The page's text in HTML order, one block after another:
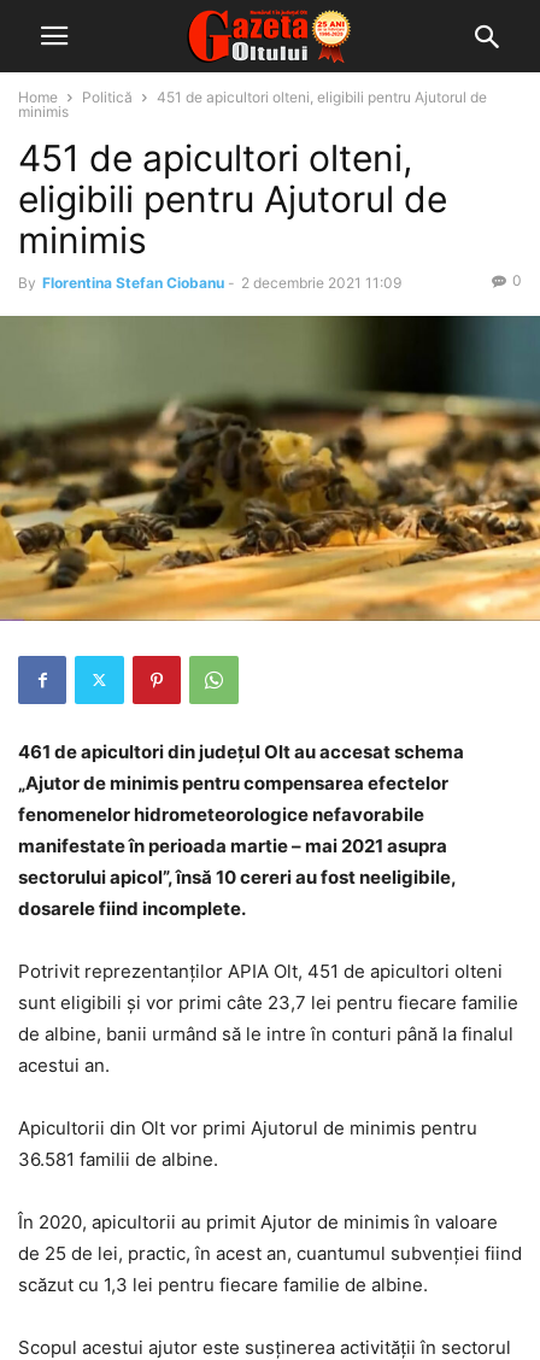
Home Politică
451 de apicultori olteni, eligibili pentru Ajutorul de
minimis
451 de apicultori olteni,
eligibili pentru Ajutorul de
minimis
By Florentina Stefan Ciobanu - 2 decembrie 2021 11:09 0
461 de apicultori din județul Olt au accesat schema
„Ajutor de minimis pentru compensarea efectelor
fenomenelor hidrometeorologice nefavorabile
manifestate în perioada martie – mai 2021 asupra
sectorului apicol”, însă 10 cereri au fost neeligibile,
dosarele fiind incomplete.
Potrivit reprezentanților APIA Olt, 451 de apicultori olteni
sunt eligibili și vor primi câte 23,7 lei pentru fiecare familie
de albine, banii urmând să le intre în conturi până la finalul
acestui an.
Apicultorii din Olt vor primi Ajutorul de minimis pentru
36.581 familii de albine.
În 2020, apicultorii au primit Ajutor de minimis în valoare
de 25 de lei, practic, în acest an, cuantumul subvenției fiind
scăzut cu 1,3 lei pentru fiecare familie de albine.
Scopul acestui ajutor este susținerea activității în sectorul